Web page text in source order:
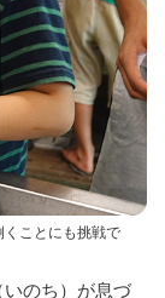
ことにも挑戦で
のち）が息づ